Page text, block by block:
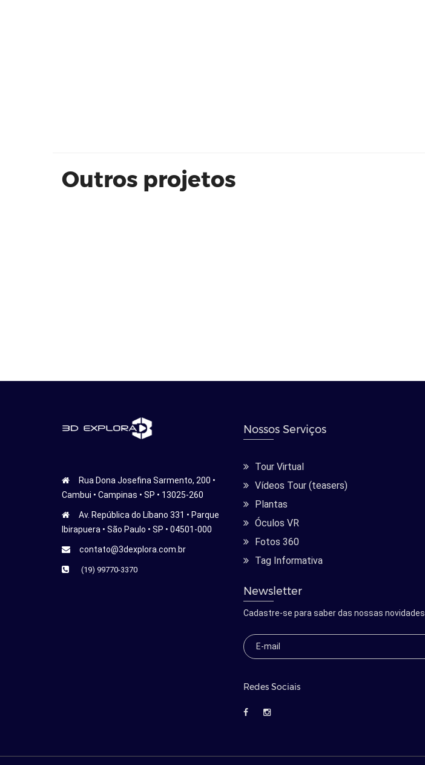
Outros projetos
Rua Dona Josefina Sarmento, 200 •
Cambui • Campinas • SP • 13025-260
Av. República do Líbano 331 • Parque
Ibirapuera • São Paulo • SP • 04501-000
contato@3dexplora.com.br
(19) 99770-3370
Nossos Serviços
Tour Virtual
Vídeos Tour (teasers)
Plantas
Óculos VR
Fotos 360
Tag Informativa
Newsletter
Cadastre-se para saber das nossas novidades
Redes Sociais